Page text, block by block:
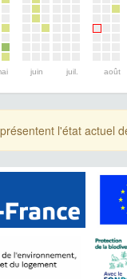
juin juil. août
l'état actuel